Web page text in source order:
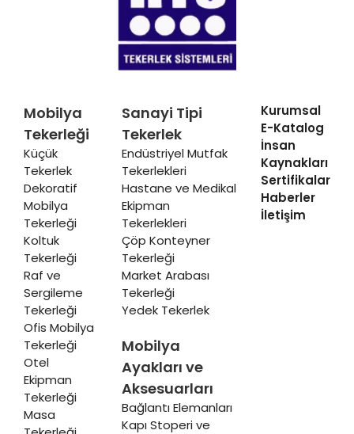
Mobilya
Tekerleği
Küçük
Tekerlek
Dekoratif
Mobilya
Tekerleği
Koltuk
Tekerleği
Raf ve
Sergileme
Tekerleği
Ofis Mobilya
Tekerleği
Otel
Ekipman
Tekerleği
Masa
Sanayi Tipi
Tekerlek
Endüstriyel Mutfak
Tekerlekleri
Hastane ve Medikal
Ekipman
Tekerlekleri
Çöp Konteyner
Tekerleği
Market Arabası
Tekerleği
Yedek Tekerlek
Mobilya
Ayakları ve
Aksesuarları
Bağlantı Elemanları
Kapı Stoperi ve
Kurumsal
E-Katalog
İnsan
Kaynakları
Sertifikalar
Haberler
İletişim